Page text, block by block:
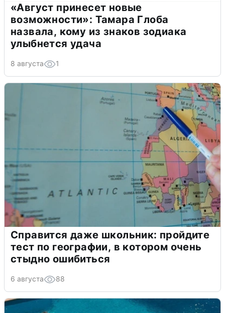
«Август принесет новые
возможности»: Тамара Глоба
назвала, кому из знаков зодиака
улыбнется удача
8 августа 1
Справится даже школьник: пройдите
тест по географии, в котором очень
стыдно ошибиться
6 августа 88